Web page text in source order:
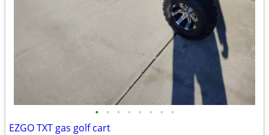
• • • • • • • •
EZGO TXT gas golf cart